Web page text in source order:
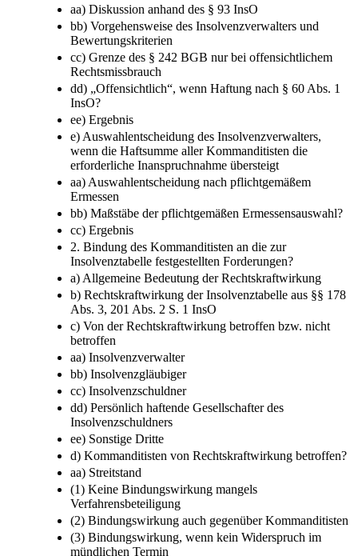
aa) Diskussion anhand des § 93 InsO
bb) Vorgehensweise des Insolvenzverwalters und
Bewertungskriterien
cc) Grenze des § 242 BGB nur bei offensichtlichem
Rechtsmissbrauch
dd) „Offensichtlich“, wenn Haftung nach § 60 Abs. 1
InsO?
ee) Ergebnis
e) Auswahlentscheidung des Insolvenzverwalters,
wenn die Haftsumme aller Kommanditisten die
erforderliche Inanspruchnahme übersteigt
aa) Auswahlentscheidung nach pflichtgemäßem
Ermessen
bb) Maßstäbe der pflichtgemäßen Ermessensauswahl?
cc) Ergebnis
2. Bindung des Kommanditisten an die zur
Insolvenztabelle festgestellten Forderungen?
a) Allgemeine Bedeutung der Rechtskraftwirkung
b) Rechtskraftwirkung der Insolvenztabelle aus §§ 178
Abs. 3, 201 Abs. 2 S. 1 InsO
c) Von der Rechtskraftwirkung betroffen bzw. nicht
betroffen
aa) Insolvenzverwalter
bb) Insolvenzgläubiger
cc) Insolvenzschuldner
dd) Persönlich haftende Gesellschafter des
Insolvenzschuldners
ee) Sonstige Dritte
d) Kommanditisten von Rechtskraftwirkung betroffen?
aa) Streitstand
(1) Keine Bindungswirkung mangels
Verfahrensbeteiligung
(2) Bindungswirkung auch gegenüber Kommanditisten
(3) Bindungswirkung, wenn kein Widerspruch im
mündlichen Termin